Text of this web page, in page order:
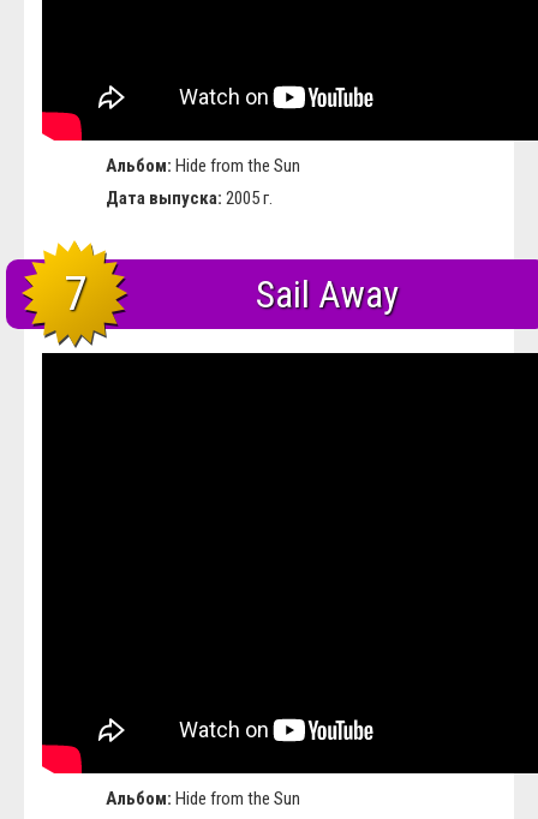
Альбом: Hide from the Sun
Дата выпуска: 2005 г.
7 Sail Away
Альбом: Hide from the Sun